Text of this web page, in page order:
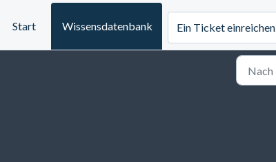
Start Wissensdatenbank Ein Ticket einreichen